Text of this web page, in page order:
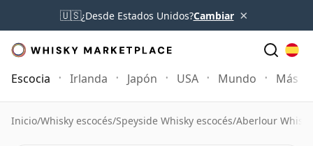
🇺🇸¿Desde Estados Unidos?Cambiar ×
Escocia Irlanda Japón USA Mundo Más
Inicio/Whisky escocés/Speyside Whisky escocés/Aberlour Whisky